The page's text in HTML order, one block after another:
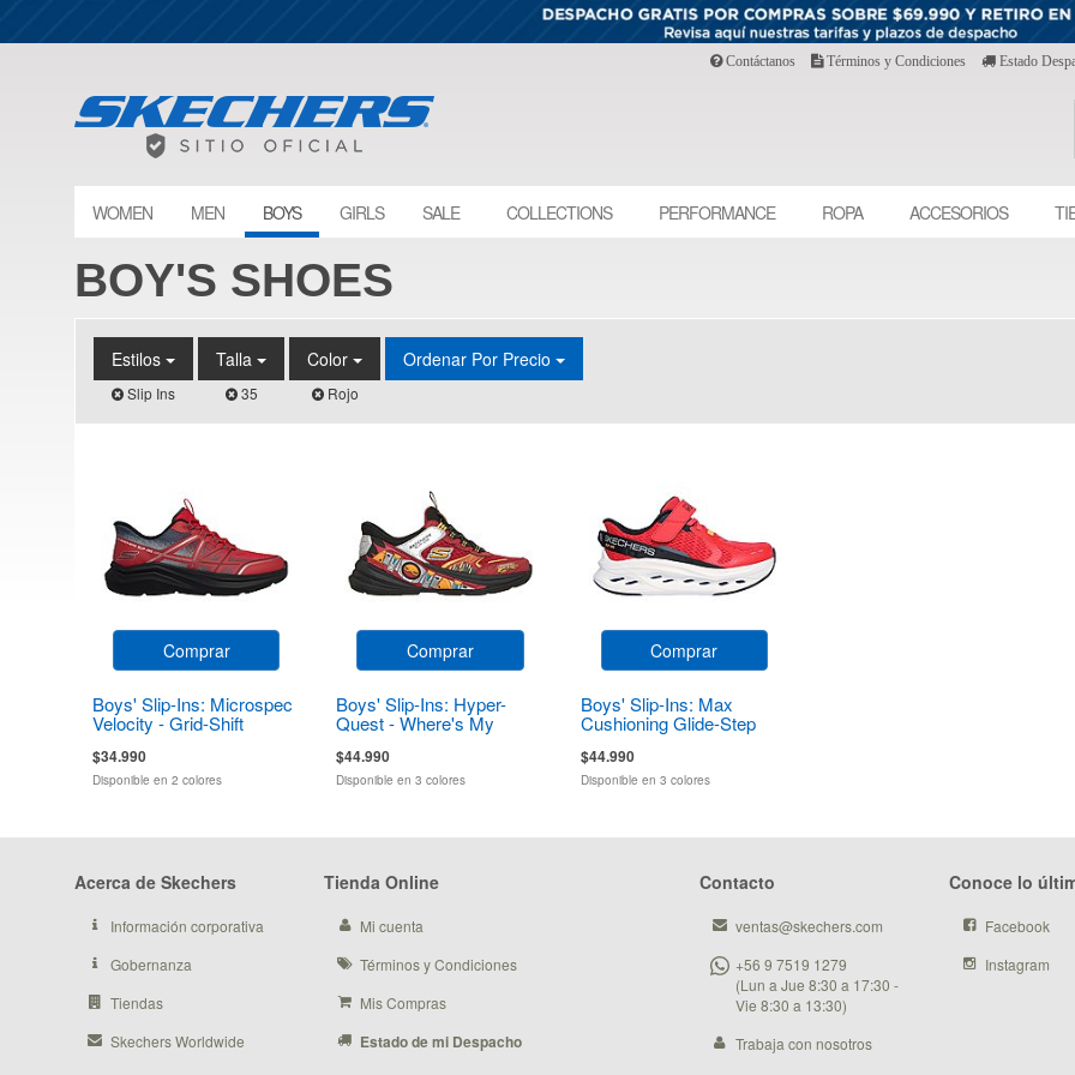
Contáctanos Términos y Condiciones Estado
WOMEN MEN BOYS GIRLS SALE COLLECTIONS PERFORMANCE ROPA ACCESORIOS
BOY'S SHOES
Estilos
Slip Ins
Talla
35
Color
Rojo
Ordenar Por Precio
Comprar
Boys' Slip-Ins: Microspec
Velocity - Grid-Shift
$34.990
Disponible en 2 colores
Comprar
Boys' Slip-Ins: Hyper-
Quest - Where's My
$44.990
Disponible en 3 colores
Comprar
Boys' Slip-Ins: Max
Cushioning Glide-Step
$44.990
Disponible en 3 colores
Acerca de Skechers
Información corporativa
Gobernanza
Tiendas
Skechers Worldwide
Tienda Online
Mi cuenta
Términos y Condiciones
Mis Compras
Estado de mi Despacho
Contacto
ventas@skechers.com
+56 9 7519 1279
(Lun a Jue 8:30 a 17:30 -
Vie 8:30 a 13:30)
Trabaja con nosotros
Conoce lo
Facebook
Instagram